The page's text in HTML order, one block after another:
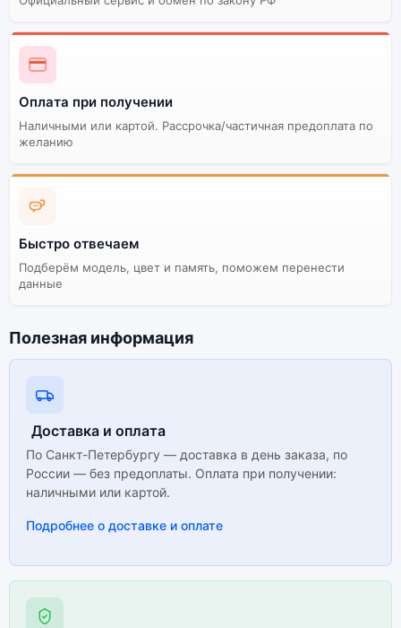
Оплата при получении
Наличными или картой. Рассрочка/частичная предоплата по
желанию
Быстро отвечаем
Подберём модель, цвет и память, поможем перенести
данные
Полезная информация
Доставка и оплата
По Санкт-Петербургу — доставка в день заказа, по
России — без предоплаты. Оплата при получении:
наличными или картой.
Подробнее о доставке и оплате